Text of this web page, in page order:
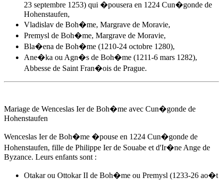
23 septembre 1253) qui �pousera en 1224 Cun�gonde de
Hohenstaufen,
Vladislav de Boh�me, Margrave de Moravie,
Premysl de Boh�me, Margrave de Moravie,
Bla�ena de Boh�me (1210-24 octobre 1280),
Ane�ka ou Agn�s de Boh�me (1211-6 mars 1282),
Abbesse de Saint Fran�ois de Prague.
Mariage de Wenceslas Ier de Boh�me avec Cun�gonde de
Hohenstaufen
Wenceslas Ier de Boh�me �pouse en 1224 Cun�gonde de
Hohenstaufen, fille de Philippe Ier de Souabe et d'Ir�ne Ange de
Byzance. Leurs enfants sont :
Otakar ou Ottokar II de Boh�me ou Premysl (1233-26 ao�t